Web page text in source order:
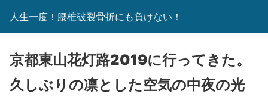
人生一度！腰椎破裂骨折にも負けない！
京都東山花灯路2019に行ってきた。
久しぶりの凛とした空気の中夜の光